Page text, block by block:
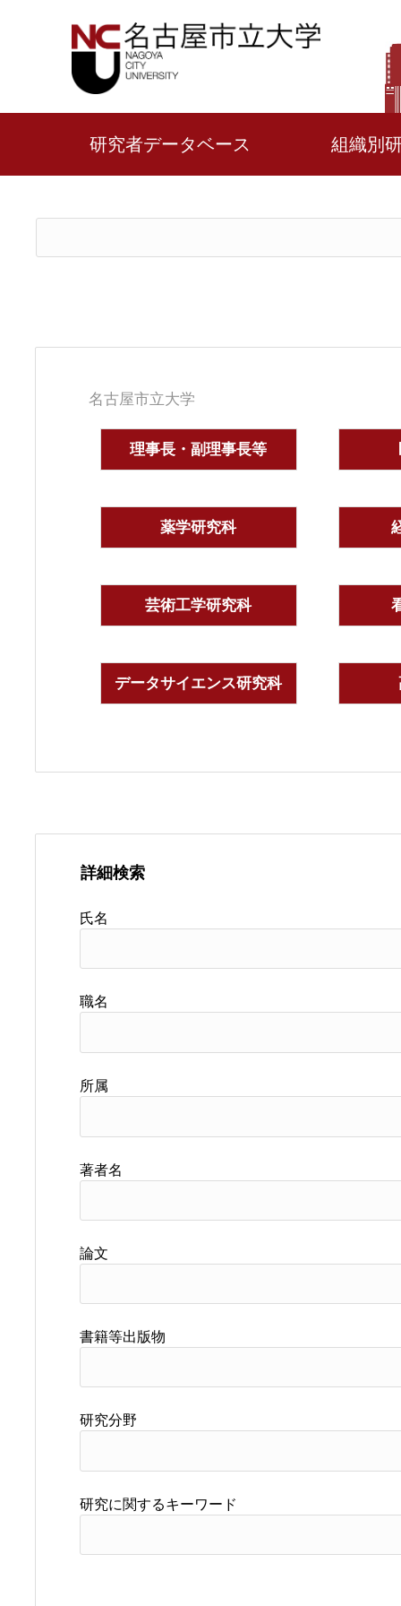
研究者データベース 組織別
名古屋市立大学
理事長・副理事長等
薬学研究科
芸術工学研究科
データサイエンス研究科
詳細検索
氏名
職名
所属
著者名
論文
書籍等出版物
研究分野
研究に関するキーワード